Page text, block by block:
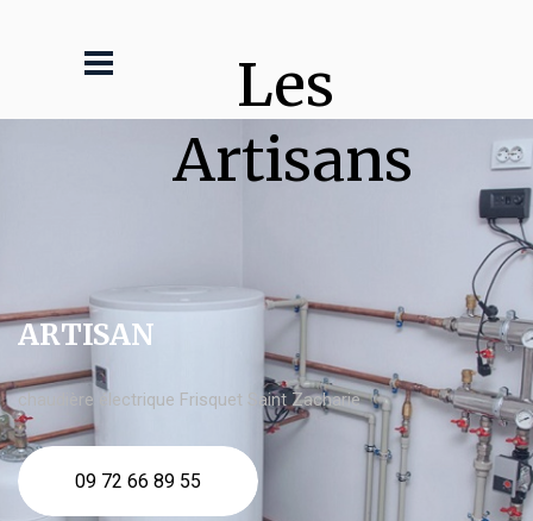
Les
Artisans
ARTISAN
chaudière électrique Frisquet Saint Zacharie
09 72 66 89 55